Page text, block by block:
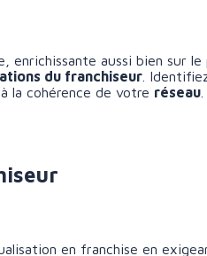
enrichissante aussi bien sur le
du franchiseur .
la cohérence de votre réseau
en franchise en